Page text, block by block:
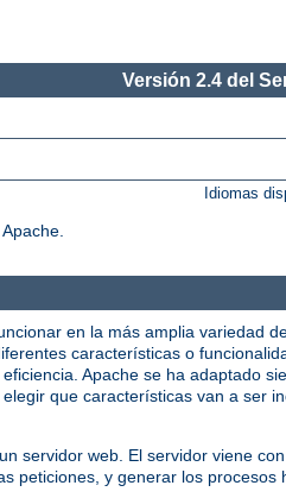
Versión 2.4 del
Idiomas
en la más amplia variedad
características o
Apache se ha adaptado
que características van a ser
servidor web. El servidor viene
peticiones, y generar los procesos